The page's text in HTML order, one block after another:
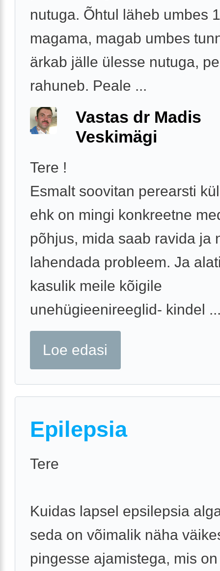
nutuga. Õhtul läheb umbes
magama, magab umbes
ärkab jälle ülesse nutuga,
rahuneb. Peale ...
Vastas dr Madis
Veskimägi
Tere !
Esmalt soovitan perearsti
ehk on mingi konkreetne
põhjus, mida saab ravida ja
lahendada probleem. Ja
kasulik meile kõigile
unehügieenireeglid- kindel
Loe edasi
Epilepsia
Tere
Kuidas lapsel epsilepsia
seda on võimalik näha
pingesse ajamistega, mis